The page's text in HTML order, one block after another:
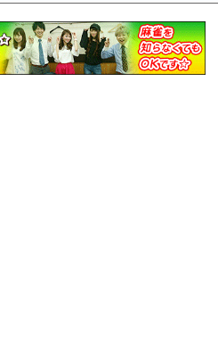
湯江駅 大三東駅 松尾町駅 三会駅 島原駅
布津新田駅 布津駅 堂崎駅 蒲河駅 有家駅
大屋駅 口之津駅 白浜海水浴場前駅 加津佐駅
大橋駅 松山町駅 浜口町駅 大学病院前駅
西浜町駅 観光通り駅 思案橋駅 正覚寺下駅